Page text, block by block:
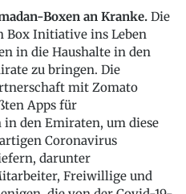
Boxen an Kranke. Die
Box Initiative ins Leben
in die Haushalte in den
zu bringen. Die
mit Zomato
Apps für
den Emiraten, um diese
Coronavirus
darunter
Freiwillige und